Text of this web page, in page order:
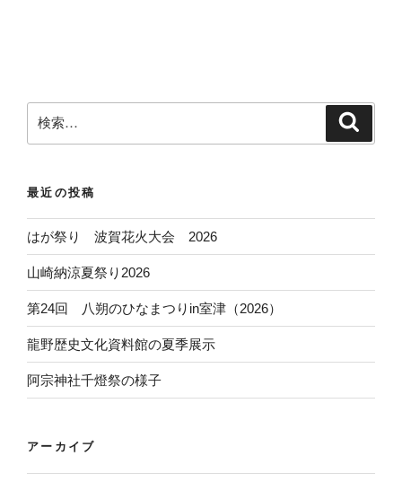
最近の投稿
はが祭り 波賀花火大会 2026
山崎納涼夏祭り2026
第24回 八朔のひなまつりin室津（2026）
龍野歴史文化資料館の夏季展示
阿宗神社千燈祭の様子
アーカイブ